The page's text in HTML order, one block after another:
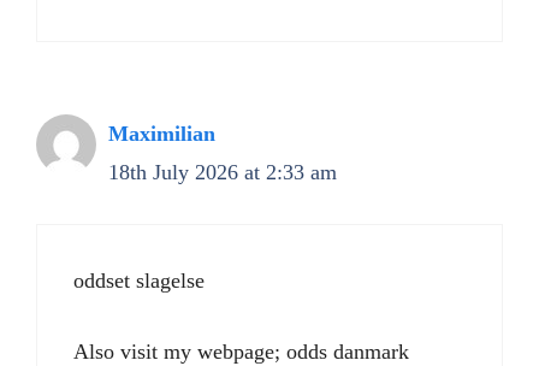
Maximilian
18th July 2026 at 2:33 am
oddset slagelse
Also visit my webpage; odds danmark